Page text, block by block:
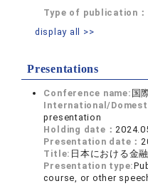
Type of publication：
display all >>
Presentations
Conference name: 国
International/
presentation
Holding date：
Presentation date：
Title: 日本における金
Presentation type:
course, or other